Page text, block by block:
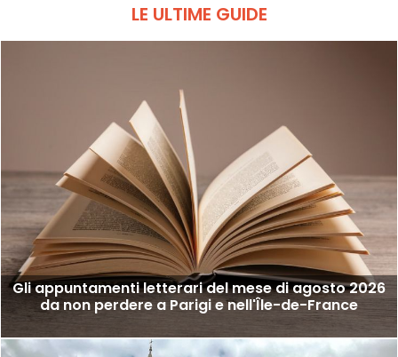
LE ULTIME GUIDE
Gli appuntamenti letterari del mese di agosto 2026
da non perdere a Parigi e nell'Île-de-France